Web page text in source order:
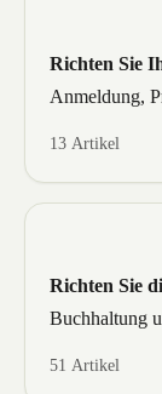
Richten Sie
Anmeldung,
13 Artikel
Richten Sie
Buchhaltung
51 Artikel